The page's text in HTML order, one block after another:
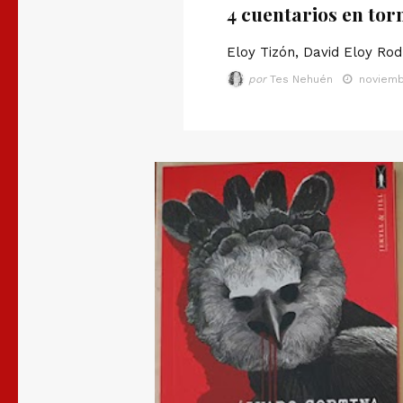
4 cuentarios en
Eloy Tizón, David Eloy
por Tes Nehuén